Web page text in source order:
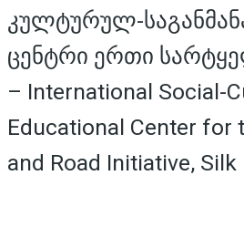
კულტურულ-
ცენტრი ერთი
– International Social-
Educational Center for
and Road Initiative, Silk